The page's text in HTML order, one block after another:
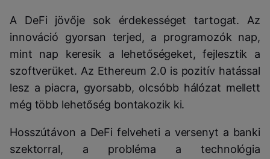
A DeFi jövője sok érdekességet tartogat. Az
innováció gyorsan terjed, a programozók nap,
mint nap keresik a lehetőségeket, fejlesztik a
szoftverüket. Az Ethereum 2.0 is pozitív hatással
lesz a piacra, gyorsabb, olcsóbb hálózat mellett
még több lehetőség bontakozik ki.
Hosszútávon a DeFi felveheti a versenyt a banki
szektorral, a probléma a technológia